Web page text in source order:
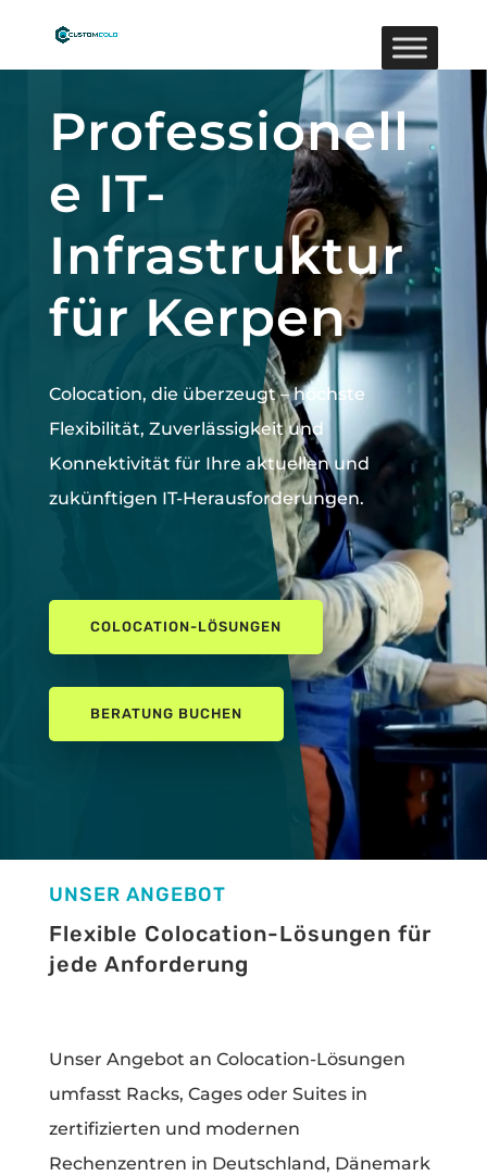
Professionell
e IT-
Infrastruktur
für Kerpen
Colocation, die überzeugt –höchste
Flexibilität, Zuverlässigkeit und
Konnektivität für Ihre aktuellen und
zukünftigen IT-Herausforderungen.
COLOCATION-LÖSUNGEN
BERATUNG BUCHEN
UNSER ANGEBOT
Flexible Colocation-Lösungen für
jede Anforderung
Unser Angebot an Colocation-Lösungen
umfasst Racks, Cages oder Suites in
zertifizierten und modernen
Rechenzentren in Deutschland, Dänemark